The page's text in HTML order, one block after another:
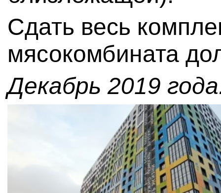
Сдать весь
мясокомбината
Декабрь 2019